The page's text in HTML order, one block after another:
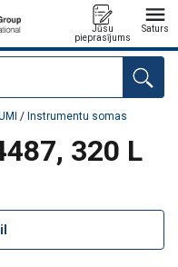
Jūsu
pieprasījums
Saturs
/ Instrumentu somas
320 L